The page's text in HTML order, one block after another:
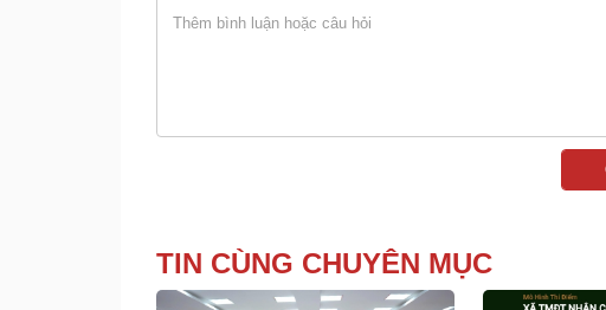
TIN CÙNG CHUYÊN MỤC